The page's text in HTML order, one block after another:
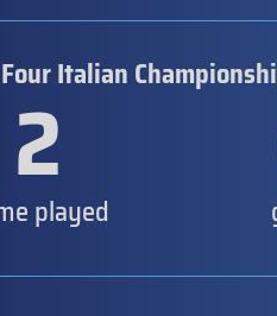
Italian
2
played